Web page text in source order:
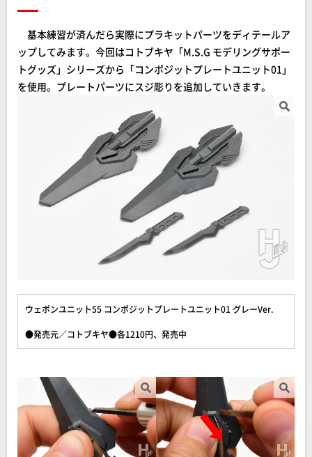
基本練習が済んだら実際にプラキットパーツをディテールア
ップしてみます。今回はコトブキヤ「M.S.G モデリングサポー
トグッズ」シリーズから「コンポジットプレートユニット01」
を使用。プレートパーツにスジ彫りを追加していきます。
ウェポンユニット55 コンポジットプレートユニット01 グレーVer.
●発売元／コトブキヤ●各1210円、発売中